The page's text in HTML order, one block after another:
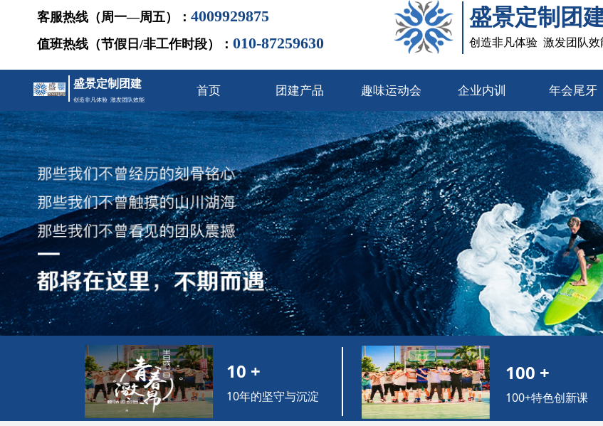
首页 团建产品 趣味运动会 企业内训 年会尾牙
盛景定制团建
创造非凡体验 激发团队效能
客服热线（周一—周五）： 4009929875
值班热线（节假日/非工作时段）： 010-87259630
盛景定制团
创造非凡体验 激发团队效
100 +
100+特色创新课
程
10 +
10年的坚守与沉淀